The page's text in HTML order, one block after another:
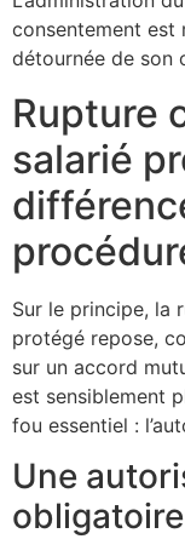
consentement est
détournée de son
Rupture
salarié
Sur le principe, la
protégé repose,
sur un accord
est sensiblement
fou essentiel :
Une
obligatoire